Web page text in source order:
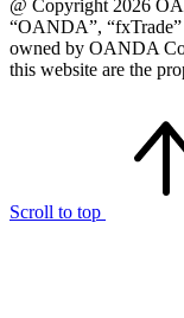
@ Copyright 2026
“OANDA”,
owned by OANDA
this website are the
Scroll to top